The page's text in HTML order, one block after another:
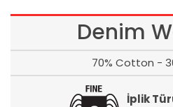
Denim
70% Cotton -
İplik